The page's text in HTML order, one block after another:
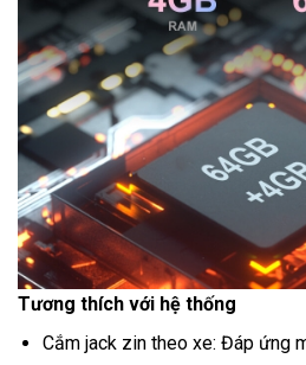
Tương thích với hệ thống
Cắm jack zin theo xe: Đáp ứng